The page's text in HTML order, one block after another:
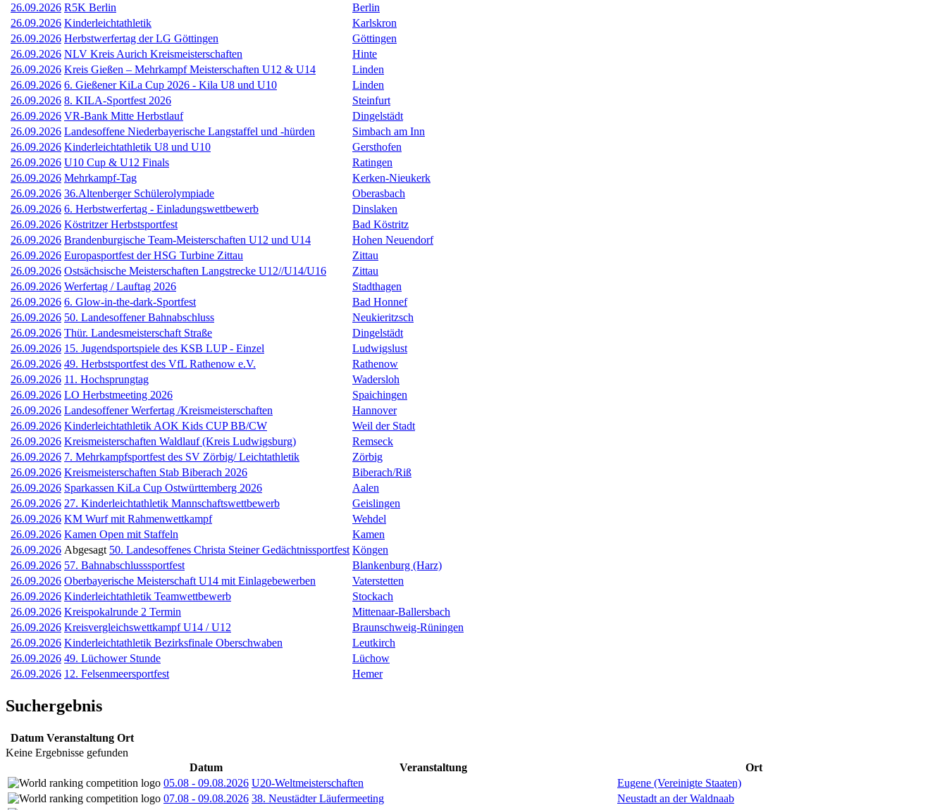
26.09.2026 R5K Berlin
Berlin
26.09.2026 Kinderleichtathletik
Karlskron
26.09.2026 Herbstwerfertag der LG Göttingen
Göttingen
26.09.2026 NLV Kreis Aurich Kreismeisterschaften
Hinte
26.09.2026 Kreis Gießen – Mehrkampf Meisterschaften U12 & U14
Linden
26.09.2026 6. Gießener KiLa Cup 2026 - Kila U8 und U10
Linden
26.09.2026 8. KILA-Sportfest 2026
Steinfurt
26.09.2026 VR-Bank Mitte Herbstlauf
Dingelstädt
26.09.2026 Landesoffene Niederbayerische Langstaffel und -hürden
Simbach am Inn
26.09.2026 Kinderleichtathletik U8 und U10
Gersthofen
26.09.2026 U10 Cup & U12 Finals
Ratingen
26.09.2026 Mehrkampf-Tag
Kerken-Nieukerk
26.09.2026 36.Altenberger Schülerolympiade
Oberasbach
26.09.2026 6. Herbstwerfertag - Einladungswettbewerb
Dinslaken
26.09.2026 Köstritzer Herbstsportfest
Bad Köstritz
26.09.2026 Brandenburgische Team-Meisterschaften U12 und U14
Hohen Neuendorf
26.09.2026 Europasportfest der HSG Turbine Zittau
Zittau
26.09.2026 Ostsächsische Meisterschaften Langstrecke U12//U14/U16
Zittau
26.09.2026 Werfertag / Lauftag 2026
Stadthagen
26.09.2026 6. Glow-in-the-dark-Sportfest
Bad Honnef
26.09.2026 50. Landesoffener Bahnabschluss
Neukieritzsch
26.09.2026 Thür. Landesmeisterschaft Straße
Dingelstädt
26.09.2026 15. Jugendsportspiele des KSB LUP - Einzel
Ludwigslust
26.09.2026 49. Herbstsportfest des VfL Rathenow e.V.
Rathenow
26.09.2026 11. Hochsprungtag
Wadersloh
26.09.2026 LO Herbstmeeting 2026
Spaichingen
26.09.2026 Landesoffener Werfertag /Kreismeisterschaften
Hannover
26.09.2026 Kinderleichtathletik AOK Kids CUP BB/CW
Weil der Stadt
26.09.2026 Kreismeisterschaften Waldlauf (Kreis Ludwigsburg)
Remseck
26.09.2026 7. Mehrkampfsportfest des SV Zörbig/ Leichtathletik
Zörbig
26.09.2026 Kreismeisterschaften Stab Biberach 2026
Biberach/Riß
26.09.2026 Sparkassen KiLa Cup Ostwürttemberg 2026
Aalen
26.09.2026 27. Kinderleichtathletik Mannschaftswettbewerb
Geislingen
26.09.2026 KM Wurf mit Rahmenwettkampf
Wehdel
26.09.2026 Kamen Open mit Staffeln
Kamen
26.09.2026 Abgesagt 50. Landesoffenes Christa Steiner Gedächtnissportfest Köngen
26.09.2026 57. Bahnabschlusssportfest
Blankenburg (Harz)
26.09.2026 Oberbayerische Meisterschaft U14 mit Einlagebewerben
Vaterstetten
26.09.2026 Kinderleichtathletik Teamwettbewerb
Stockach
26.09.2026 Kreispokalrunde 2 Termin
Mittenaar-Ballersbach
26.09.2026 Kreisvergleichswettkampf U14 / U12
Braunschweig-Rüningen
26.09.2026 Kinderleichtathletik Bezirksfinale Oberschwaben
Leutkirch
26.09.2026 49. Lüchower Stunde
Lüchow
26.09.2026 12. Felsenmeersportfest Hemer
Suchergebnis
Datum Veranstaltung Ort
Keine Ergebnisse gefunden
Datum
Veranstaltung
Ort
05.08 - 09.08.2026 U20-Weltmeisterschaften
Eugene (Vereinigte Staaten)
07.08 - 09.08.2026 38. Neustädter Läufermeeting
Neustadt an der Waldnaab